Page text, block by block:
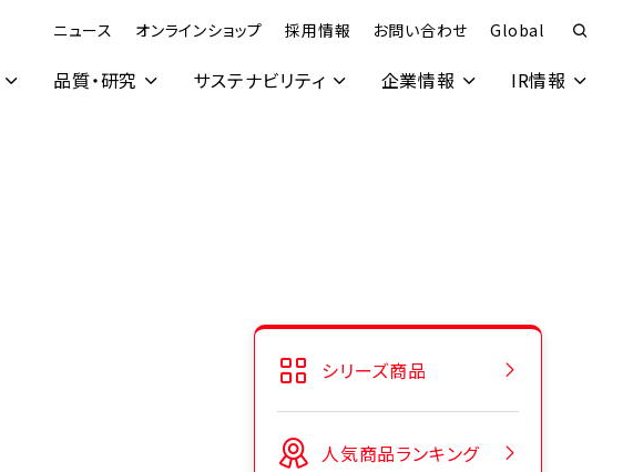
ニュース オンラインショップ 採用情報 お問い合わせ Global
品質・研究 サステナビリティ 企業情報 IR情報
シリーズ商品
人気商品ランキング